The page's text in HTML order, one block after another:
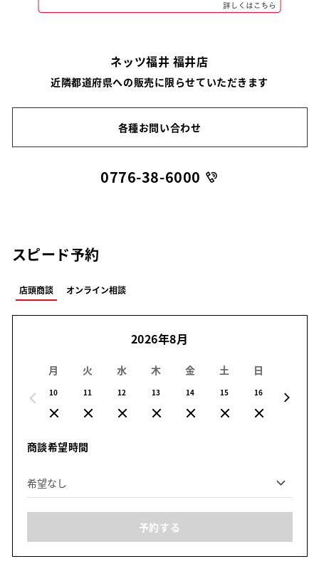
ネッツ福井 福井店
近隣都道府県への販売に限らせていただきます
各種お問い合わせ
0776-38-6000
スピード予約
店頭商談 オンライン相談
2026年8月
月
10
火
11
水
12
木
13
金
14
土
15
日
16
商談希望時間
予約する